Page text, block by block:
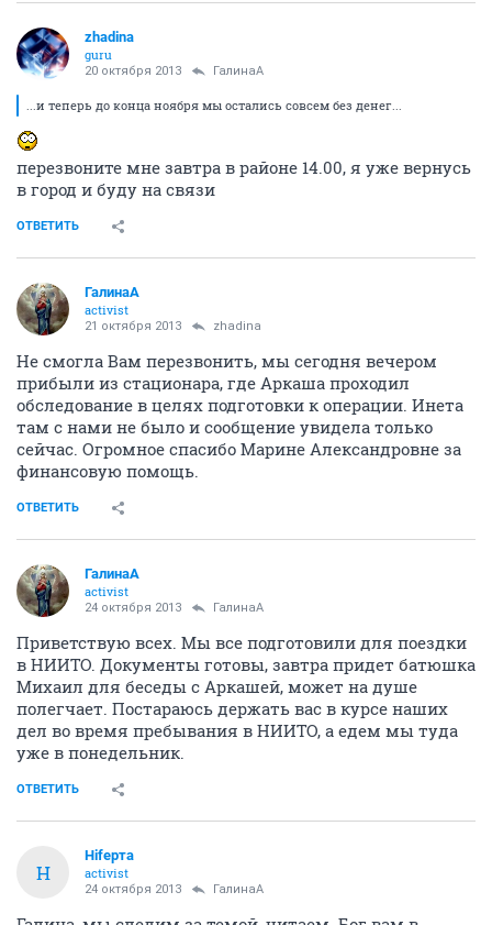
zhadina
guru
20 октября 2013 ГалинаА
...и теперь до конца ноября мы остались совсем без денег...
перезвоните мне завтра в районе 14.00, я уже вернусь
в город и буду на связи
ОТВЕТИТЬ
ГалинаА
activist
21 октября 2013 zhadina
Не смогла Вам перезвонить, мы сегодня вечером
прибыли из стационара, где Аркаша проходил
обследование в целях подготовки к операции. Инета
там с нами не было и сообщение увидела только
сейчас. Огромное спасибо Марине Александровне за
финансовую помощь.
ОТВЕТИТЬ
ГалинаА
activist
24 октября 2013 ГалинаА
Приветствую всех. Мы все подготовили для поездки
в НИИТО. Документы готовы, завтра придет батюшка
Михаил для беседы с Аркашей, может на душе
полегчает. Постараюсь держать вас в курсе наших
дел во время пребывания в НИИТО, а едем мы туда
уже в понедельник.
ОТВЕТИТЬ
Н
Нifерта
activist
24 октября 2013 ГалинаА